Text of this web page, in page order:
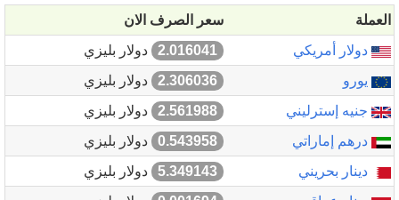
العملة
سعر الصرف الان
دولار أمريكي
2.016041
دولار بليزي
يورو
2.306036
دولار بليزي
جنيه إسترليني
2.561988
دولار بليزي
درهم إماراتي
0.543958
دولار بليزي
دينار بحريني
5.349143
دولار بليزي